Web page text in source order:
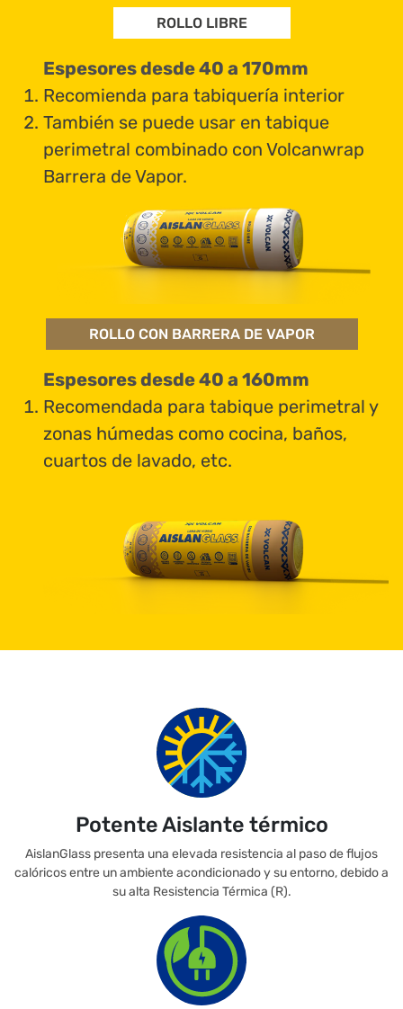
ROLLO LIBRE
Espesores desde 40 a 170mm
Recomienda para tabiquería interior
También se puede usar en tabique
perimetral combinado con Volcanwrap
Barrera de Vapor.
ROLLO CON BARRERA DE VAPOR
Espesores desde 40 a 160mm
Recomendada para tabique perimetral y
zonas húmedas como cocina, baños,
cuartos de lavado, etc.
Potente Aislante térmico
AislanGlass presenta una elevada resistencia al paso de flujos
calóricos entre un ambiente acondicionado y su entorno, debido a
su alta Resistencia Térmica (R).